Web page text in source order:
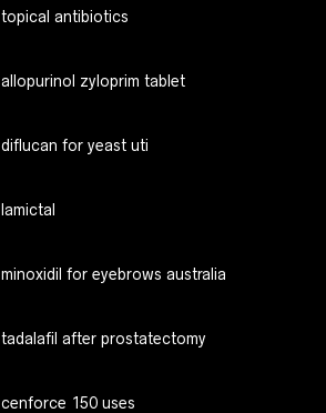
topical antibiotics
allopurinol zyloprim tablet
diflucan for yeast uti
lamictal
minoxidil for eyebrows australia
tadalafil after prostatectomy
cenforce 150 uses